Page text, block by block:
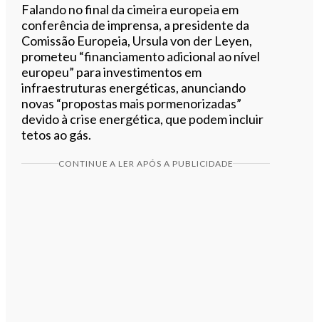
Falando no final da cimeira europeia em
conferência de imprensa, a presidente da
Comissão Europeia, Ursula von der Leyen,
prometeu “financiamento adicional ao nível
europeu” para investimentos em
infraestruturas energéticas, anunciando
novas “propostas mais pormenorizadas”
devido à crise energética, que podem incluir
tetos ao gás.
CONTINUE A LER APÓS A PUBLICIDADE